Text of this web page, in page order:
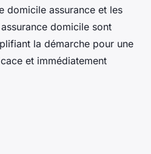
domicile assurance et les
domicile sont
la démarche pour une
et immédiatement